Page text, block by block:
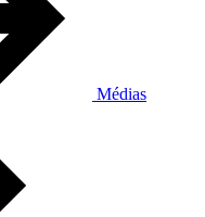
Médias